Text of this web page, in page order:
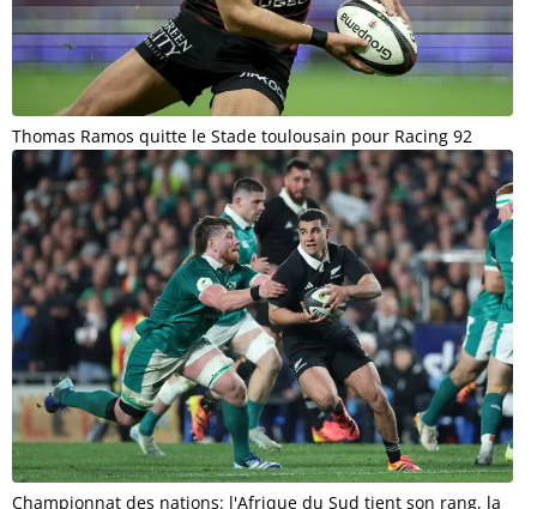
Thomas Ramos quitte le Stade toulousain pour Racing 92
Championnat des nations: l'Afrique du Sud tient son rang, la